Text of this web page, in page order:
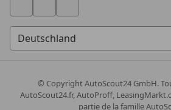
© CopyrightAutoScout24 GmbH.
AutoScout24.fr, AutoProff,
partie de la famille